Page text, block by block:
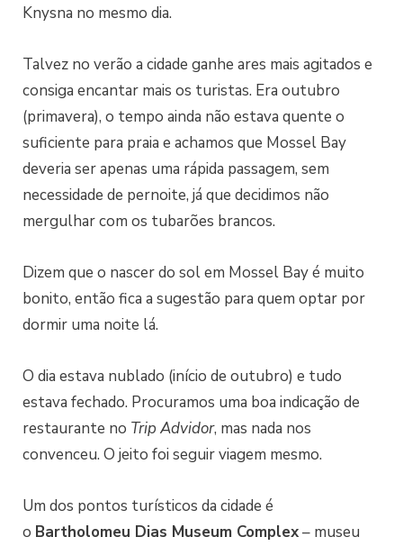
Knysna no mesmo dia.
Talvez no verão a cidade ganhe ares mais agitados e
consiga encantar mais os turistas. Era outubro
(primavera), o tempo ainda não estava quente o
suficiente para praia e achamos que Mossel Bay
deveria ser apenas uma rápida passagem, sem
necessidade de pernoite, já que decidimos não
mergulhar com os tubarões brancos.
Dizem que o nascer do sol em Mossel Bay é muito
bonito, então fica a sugestão para quem optar por
dormir uma noite lá.
O dia estava nublado (início de outubro) e tudo
estava fechado. Procuramos uma boa indicação de
restaurante no Trip Advidor, mas nada nos
convenceu. O jeito foi seguir viagem mesmo.
Um dos pontos turísticos da cidade é
o Bartholomeu Dias Museum Complex– museu